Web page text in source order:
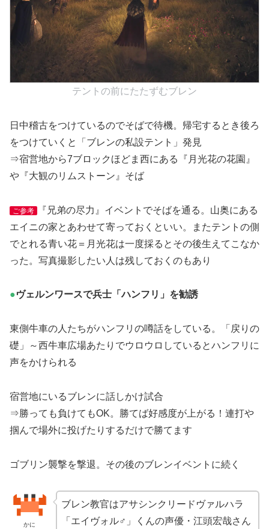
テントの前にたたずむブレン
日中稽古をつけているのでそばで待機。帰宅するとき後ろ
をつけていくと「ブレンの私設テント」発見
⇒宿営地から7ブロックほどま西にある『月光花の花園』
や『大観のリムストーン』そば
ご参考
『兄弟の尽力』イベントでそばを通る。山奥にある
エイニの家とあわせて寄っておくといい。またテントの側
でとれる青い花＝月光花は一度採るとその後生えてこなか
った。写真撮影したい人は残しておくのもあり
●ヴェルンワースで兵士「ハンフリ」を勧誘
東側牛車の人たちがハンフリの噂話をしている。「戻りの
礎」～西牛車広場あたりでウロウロしているとハンフリに
声をかけられる
宿営地にいるブレンに話しかけ試合
⇒勝っても負けてもOK。勝てば好感度が上がる！連打や
掴んで場外に投げたりするだけで勝てます
ゴブリン襲撃を撃退。その後のブレンイベントに続く
かに
ブレン教官はアサシンクリードヴァルハラ
「エイヴォル♂」くんの声優・江頭宏哉さん